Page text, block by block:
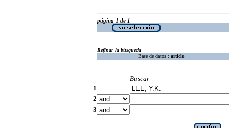
página 1 de 1
Refinar la búsqueda
Base de datos : article
Buscar
1
2
3